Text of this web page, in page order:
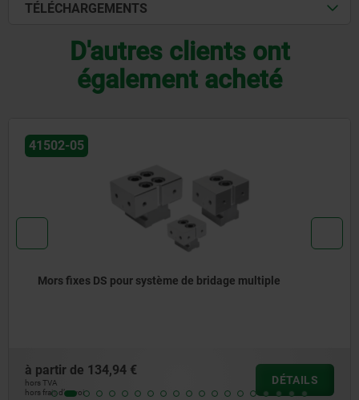
TÉLÉCHARGEMENTS
D'autres clients ont
également acheté
41502
Mors fixes ES pour système de bridage multiple
à partir de126,38 €
hors frais d’envoi
DÉTAILS